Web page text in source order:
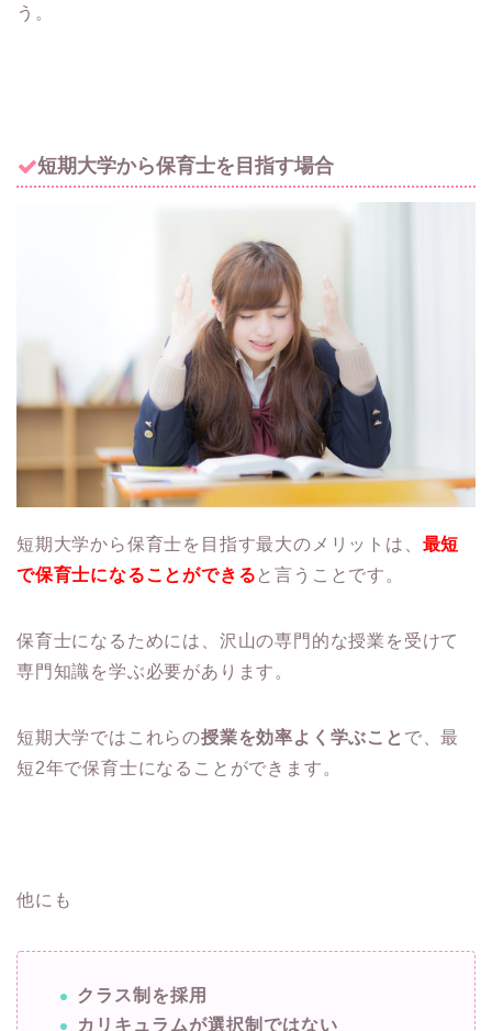
う。
短期大学から保育士を目指す場合
短期大学から保育士を目指す最大のメリットは、 最短
で保育士になることができる と言うことです。
保育士になるためには、沢山の専門的な授業を受けて
専門知識を学ぶ必要があります。
短期大学ではこれらの授業を効率よく学ぶこと で、最
短2年で保育士になることができます。
他にも
クラス制を採用
カリキュラムが選択制ではない